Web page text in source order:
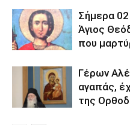
Σήμερα
Άγιος
που
Γέρων
αγαπάς,
της